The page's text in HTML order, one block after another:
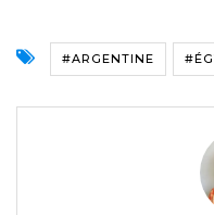
#ARGENTINE